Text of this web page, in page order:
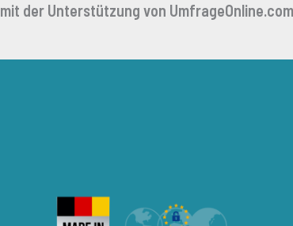
mit der Unterstützung von